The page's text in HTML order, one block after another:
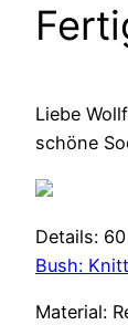
Liebe
schöne
Details:
Bush:
Material: